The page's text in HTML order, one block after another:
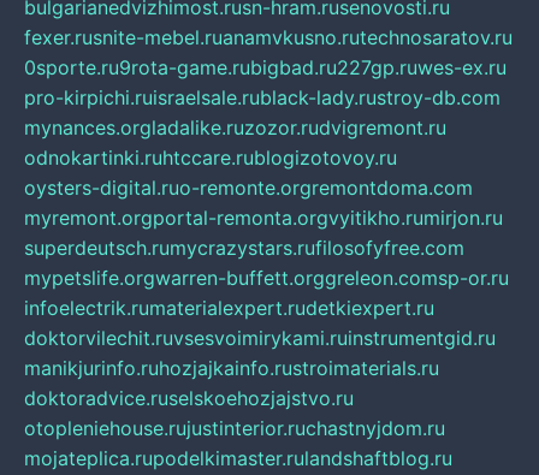
bulgarianedvizhimost.rusn-hram.rusenovosti.ru
fexer.rusnite-mebel.ruanamvkusno.rutechnosaratov.ru
0sporte.ru9rota-game.rubigbad.ru227gp.ruwes-ex.ru
pro-kirpichi.ruisraelsale.rublack-lady.rustroy-db.com
mynances.orgladalike.ruzozor.rudvigremont.ru
odnokartinki.ruhtccare.rublogizotovoy.ru
oysters-digital.ruo-remonte.orgremontdoma.com
myremont.orgportal-remonta.orgvyitikho.rumirjon.ru
superdeutsch.rumycrazystars.rufilosofyfree.com
mypetslife.orgwarren-buffett.orggreleon.comsp-or.ru
infoelectrik.rumaterialexpert.rudetkiexpert.ru
doktorvilechit.ruvsesvoimirykami.ruinstrumentgid.ru
manikjurinfo.ruhozjajkainfo.rustroimaterials.ru
doktoradvice.ruselskoehozjajstvo.ru
otopleniehouse.rujustinterior.ruchastnyjdom.ru
mojateplica.rupodelkimaster.rulandshaftblog.ru